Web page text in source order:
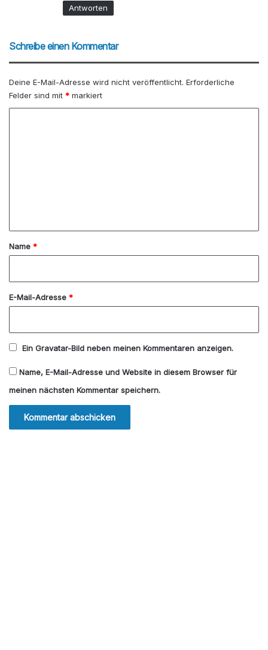
Antworten
Schreibe einen Kommentar
Deine E-Mail-Adresse wird nicht veröffentlicht. Erforderliche
Felder sind mit * markiert
a
Name *
E-Mail-Adresse *
Ein Gravatar-Bild neben meinen Kommentaren anzeigen.
Name, E-Mail-Adresse und Website in diesem Browser für
meinen nächsten Kommentar speichern.